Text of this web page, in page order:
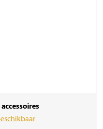
accessoires